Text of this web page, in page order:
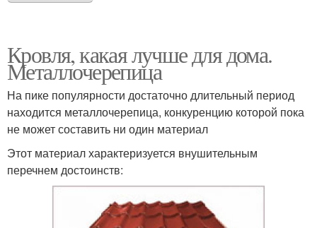
Кровля, какая лучше для дома.
Металлочерепица
На пике популярности достаточно длительный период
находится металлочерепица, конкуренцию которой пока
не может составить ни один материал
Этот материал характеризуется внушительным
перечнем достоинств: